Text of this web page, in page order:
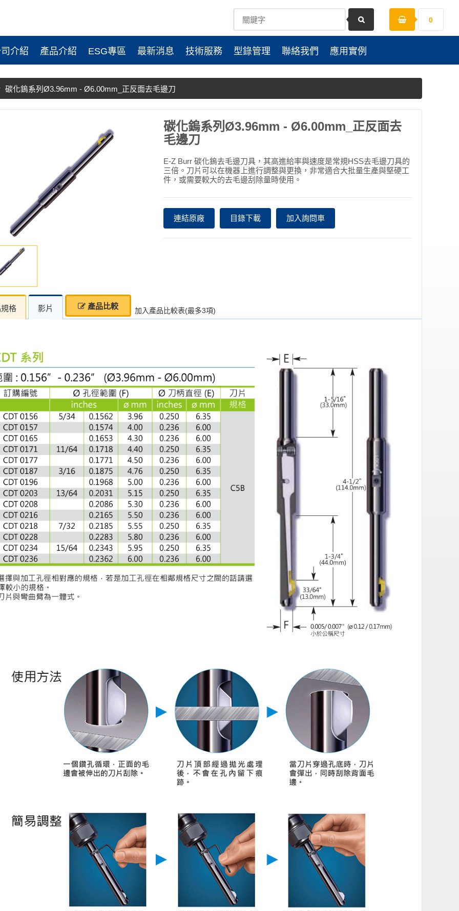
0
介紹 產品介紹 ESG專區 最新消息 技術服務 型錄管理 聯絡我們 應用實例
碳化鎢系列Ø3.96mm - Ø6.00mm_正反面去毛邊刀
碳化鎢系列Ø3.96mm - Ø6.00mm_正反面去
毛邊刀
E-Z Burr 碳化鎢去毛邊刀具，其高進給率與速度是常規HSS去毛邊刀具的
三倍。刀片可以在機器上進行調整與更換，非常適合大批量生產與堅硬工
件，或需要較大的去毛邊刮除量時使用。
連結原廠 目錄下載 加入詢問車
格 影片 產品比較 加入產品比較表(最多3項)